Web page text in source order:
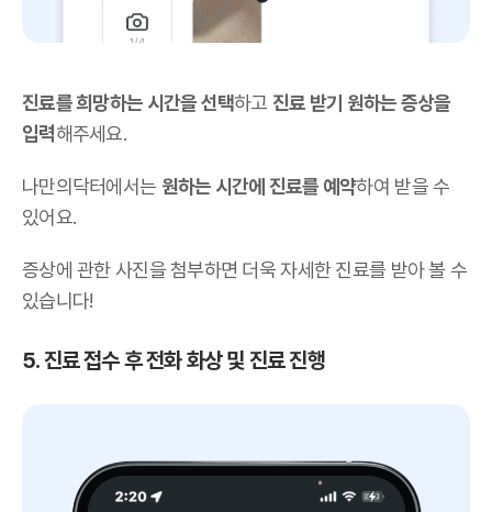
진료를 희망하는 시간을 선택하고 진료 받기 원하는 증상을
입력해주세요.
나만의닥터에서는 원하는 시간에 진료를 예약하여 받을 수
있어요.
증상에 관한 사진을 첨부하면 더욱 자세한 진료를 받아 볼 수
있습니다!
5. 진료 접수 후 전화 화상 및 진료 진행